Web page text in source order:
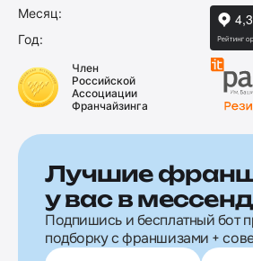
Месяц:
Год:
Член
Российской
Ассоциации
Франчайзинга
Лучшие
у вас в
Подпишись и бесплатный бот
подборку с франшизами +